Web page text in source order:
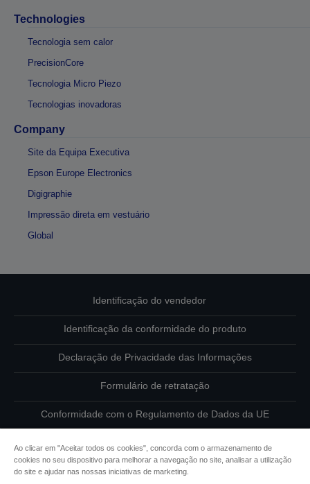
Technologies
Tecnologia sem calor
PrecisionCore
Tecnologia Micro Piezo
Tecnologias inovadoras
Company
Site da Equipa Executiva
Epson Europe Electronics
Digigraphie
Impressão direta em vestuário
Global
Identificação do vendedor
Identificação da conformidade do produto
Declaração de Privacidade das Informações
Formulário de retratação
Conformidade com o Regulamento de Dados da UE
Informações sobre cookies
Ao clicar em "Aceitar todos os cookies", concorda com o armazenamento de
cookies no seu dispositivo para melhorar a navegação no site, analisar a utilização
do site e ajudar nas nossas iniciativas de marketing.